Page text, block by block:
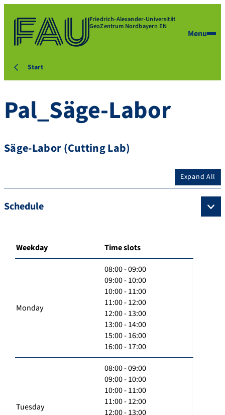
Friedrich-Alexander-Universität
GeoZentrum Nordbayern EN
Menu
Start
Pal_Säge-Labor
Säge-Labor (Cutting Lab)
Expand All
Schedule
Weekday Time slots
Monday
08:00 - 09:00
09:00 - 10:00
10:00 - 11:00
11:00 - 12:00
12:00 - 13:00
13:00 - 14:00
15:00 - 16:00
16:00 - 17:00
Tuesday
08:00 - 09:00
09:00 - 10:00
10:00 - 11:00
11:00 - 12:00
12:00 - 13:00